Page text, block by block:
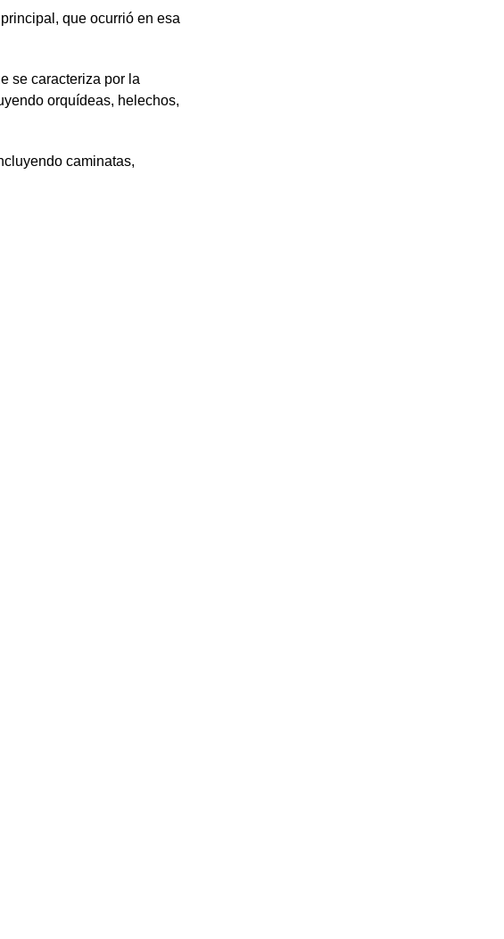
que ocurrió en esa
se caracteriza por la
orquídeas, helechos,
caminatas,